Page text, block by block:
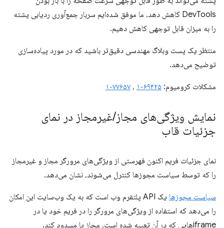
DevTools کاهش دهد. ما موفق شده‌ایم سربار جمع‌آوری ردیابی پشته
را به میزان قابل توجهی کاهش دهیم.
منتظر یک پست وبلاگ مهندسی دقیق‌تر باشید که در مورد پیاده‌سازی
توضیح می‌دهد.
مشکلات کرومیوم: ۱۰۶۹۴۲۵ ، ۱۰۷۷۶۵۷
نمایش ویژگی‌های مجاز/غیرمجاز در نمای
جزئیات قاب
نمای جزئیات فریم اکنون فهرستی از ویژگی‌های مرورگر مجاز و غیرمجاز
را که توسط سیاست مجوزها کنترل می‌شوند، نشان می‌دهد.
سیاست مجوزها
یک API پلتفرم وب است که به یک وب‌سایت این امکان
را می‌دهد که استفاده از ویژگی‌های مرورگر را در فریم خود یا در
iframeهایی که در آن تعبیه شده است، مجاز یا مسدود کند.